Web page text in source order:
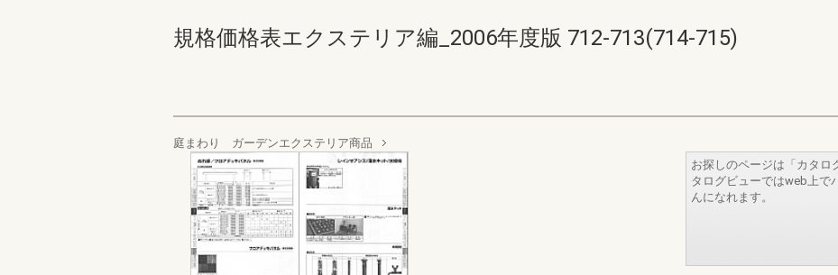
規格価格表エクステリア編_2006年度版 712-713(714-715)
庭まわり ガーデンエクステリア商品
お探しのページは「カタロ
タログビューではweb上で
んになれます。